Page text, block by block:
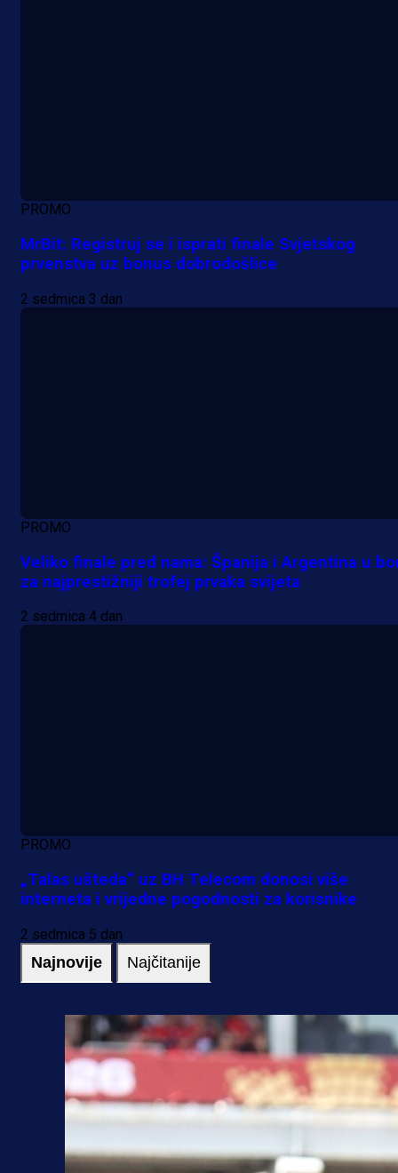
PROMO
MrBit: Registruj se i isprati finale Svjetskog
prvenstva uz bonus dobrodošlice
2 sedmica 3 dan
PROMO
Veliko finale pred nama: Španija i Argentina u
za najprestižniji trofej prvaka svijeta
2 sedmica 4 dan
PROMO
„Talas ušteda“ uz BH Telecom donosi više
interneta i vrijedne pogodnosti za korisnike
2 sedmica 5 dan
Najnovije Najčitanije